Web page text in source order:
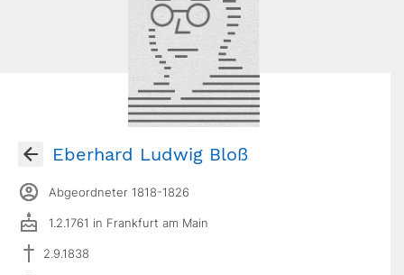
Eberhard Ludwig Bloß
Abgeordneter 1818-1826
1.2.1761 in Frankfurt am Main
2.9.1838